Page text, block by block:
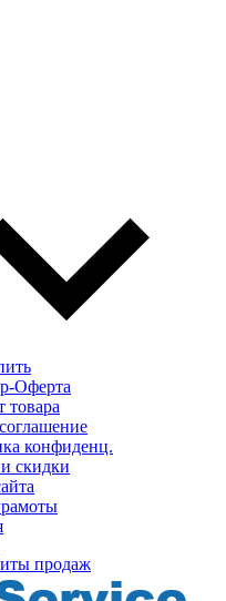
Оферта
товара
конфиденц.
скидки
продаж